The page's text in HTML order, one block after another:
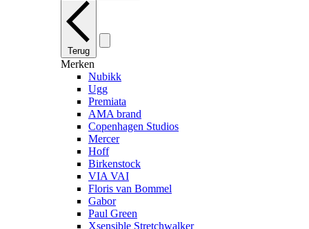
Terug
Merken
Nubikk
Ugg
Premiata
AMA brand
Copenhagen Studios
Mercer
Hoff
Birkenstock
VIA VAI
Floris van Bommel
Gabor
Paul Green
Xsensible Stretchwalker